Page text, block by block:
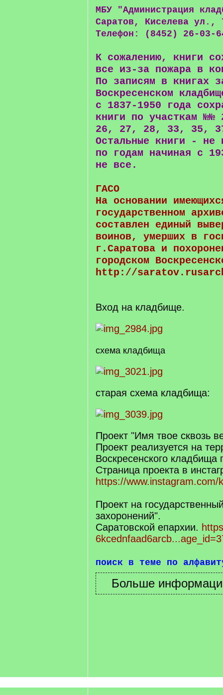
МБУ "Администрация
Саратов, Киселева ул.,
Телефон: (8452) 26-03-
К сожалению, книги
все из-за пожара в
По записям в книгах
Воскресенском
с 1837-1950 года
книги по участкам
26, 27, 28, 33, 35,
Остальные книги - не
по годам начиная с
не все.
ГАСО
На основании
государственном
составлен единый
воинов, умерших в
г.Саратова и
городском
http://
Вход на кладбище.
схема кладбища
старая схема кладбища:
Проект "Имя твое сквозь
Проект реализуется на
Воскресенского кладбища
Страница проекта в
https://www.instagram.com/
Проект на
захоронений".
Саратовской епархии.
поиск в теме по